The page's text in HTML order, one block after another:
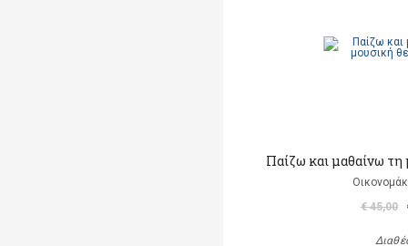
Παίζω και μαθαίνω τη
€ 45,00